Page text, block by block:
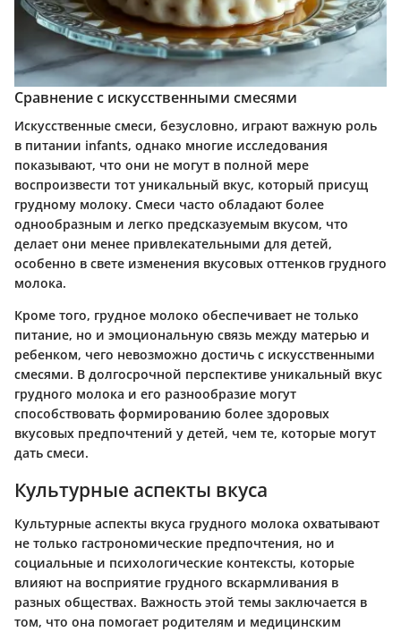
Сравнение с искусственными смесями
Искусственные смеси, безусловно, играют важную роль
в питании infants, однако многие исследования
показывают, что они не могут в полной мере
воспроизвести тот уникальный вкус, который присущ
грудному молоку. Смеси часто обладают более
однообразным и легко предсказуемым вкусом, что
делает они менее привлекательными для детей,
особенно в свете изменения вкусовых оттенков грудного
молока.
Кроме того, грудное молоко обеспечивает не только
питание, но и эмоциональную связь между матерью и
ребенком, чего невозможно достичь с искусственными
смесями. В долгосрочной перспективе уникальный вкус
грудного молока и его разнообразие могут
способствовать формированию более здоровых
вкусовых предпочтений у детей, чем те, которые могут
дать смеси.
Культурные аспекты вкуса
Культурные аспекты вкуса грудного молока охватывают
не только гастрономические предпочтения, но и
социальные и психологические контексты, которые
влияют на восприятие грудного вскармливания в
разных обществах. Важность этой темы заключается в
том, что она помогает родителям и медицинским